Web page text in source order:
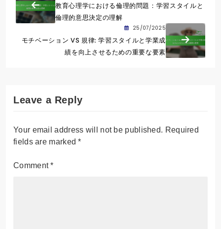
教育心理学における倫理的問題：学習スタイルと
倫理的意思決定の理解
25/07/2025
モチベーション VS 規律: 学習スタイルと学業成
績を向上させるための重要な要素
Leave a Reply
Your email address will not be published. Required
fields are marked*
Comment*